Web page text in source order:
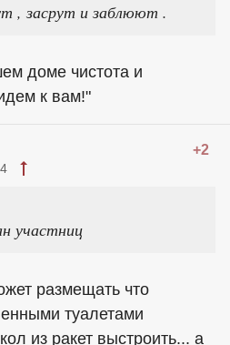
, засрут и заблюют .
доме чистота и
к вам!"
+2
участниц
размещать что
туалетами
из ракет выстроить... а